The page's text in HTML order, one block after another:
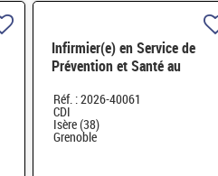
Infirmier(e) en Service de
Prévention et Santé au
Réf. : 2026-40061
CDI
Isère (38)
Grenoble